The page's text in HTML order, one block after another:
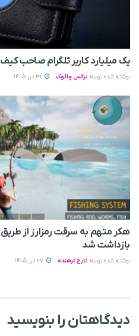
یک میلیارد کاربر تلگرام صاحب
نوشته شده توسط نرگس چالوک
هکر متهم به سرقت رمزارز از
بازداشت شد
نوشته شده توسط تارخ ترهنده
دیدگاهتان را بنویسید